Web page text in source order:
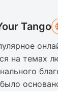
Tango
на темах